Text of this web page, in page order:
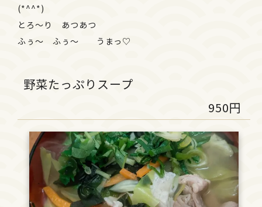
(*^^*)
とろ～り あつあつ
ふぅ～ ふぅ〜 うまっ♡
野菜たっぷりスープ
950円